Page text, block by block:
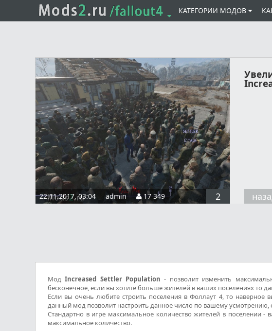
КАТЕГОРИИ МОДОВ
22.11.2017, 03:04 admin 17 349 2
МодIncreased Settler Population - позволит изменить
бесконечное, если вы хотите больше жителей в ваших поселениях то
Если вы очень любите строить поселения в Фоллаут 4, то наверное
данный мод позволит настроить данное число по вашему усмотрению,
Стандартно в игре максимальное количество жителей в поселении
максимальное количество.